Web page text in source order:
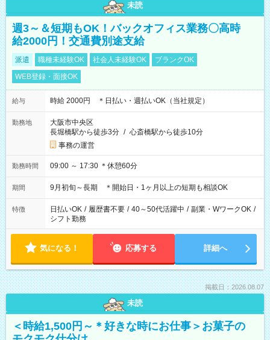
未読
週3～＆短期もOK！バックオフィス業務〇高時
給2000円！交通費別途支給
派遣 職種未経験OK 社会人未経験OK
ブランクOK
WEB登録・面接OK
給与 時給 2000円 ＊日払い・週払いOK（当社規定）
勤務地
大阪市中央区
長堀橋駅から徒歩3分 / 心斎橋駅から徒歩10分
事務の運営
勤務時間 09:00 ～ 17:30 ＊休憩60分
期間 9月初旬～長期 ＊開始日・1ヶ月以上の短期も相談OK
特徴 日払いOK / 履歴書不要 / 40～50代活躍中 / 副業・WワークOK /
シフト勤務
気になる！ 応募する 詳細へ
掲載日：2026.08.07
未読
＜時給1,500円～＊好きな時にお仕事＞お菓子の